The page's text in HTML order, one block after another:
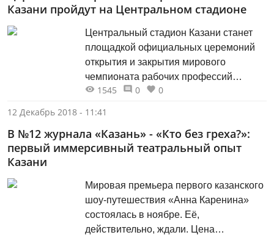
Казани пройдут на Центральном стадионе
Центральный стадион Казани станет
площадкой официальных церемоний
открытия и закрытия мирового
чемпионата рабочих профессий
WorldSkills-2019. Актуальные вопросы
ходе выездного совещания с участием
Мэра Казани Ильсура Метшина.
профессиональному мастерству по
стандартам WorldSkills соберет
молодых профессионалов из более 60
стран мира,...
1545 0
0
12 Декабрь 2018 - 11:41
В №12 журнала «Казань» - «Кто без греха?»:
первый иммерсивный театральный опыт
Казани
Мировая премьера первого казанского
шоу-путешествия «Анна Каренина»
состоялась в ноябре. Её,
действительно, ждали. Цена